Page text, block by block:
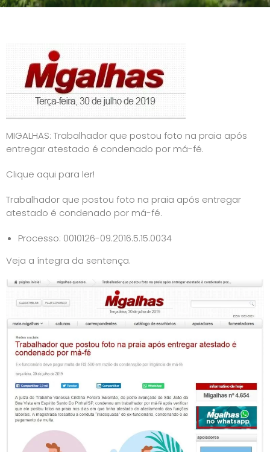
MIGALHAS: Trabalhador que postou foto na praia após
entregar atestado é condenado por má-fé.
Clique aqui para ler!
Trabalhador que postou foto na praia após entregar
atestado é condenado por má-fé.
Processo: 0010126-09.2016.5.15.0034
Veja a íntegra da sentença.